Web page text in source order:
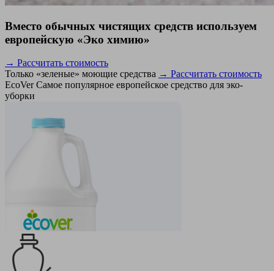
Вместо обычных чистящих средств используем
европейскую «Эко химию»
→ Рассчитать стоимость
Только «зеленые» моющие средства → Рассчитать стоимость
EcoVer Самое популярное европейское средство для эко-
уборки